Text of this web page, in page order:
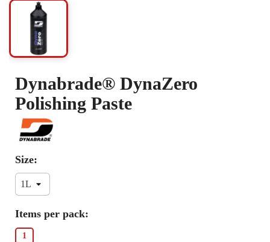
Dynabrade® DynaZero
Polishing Paste
Size:
Items per pack:
1